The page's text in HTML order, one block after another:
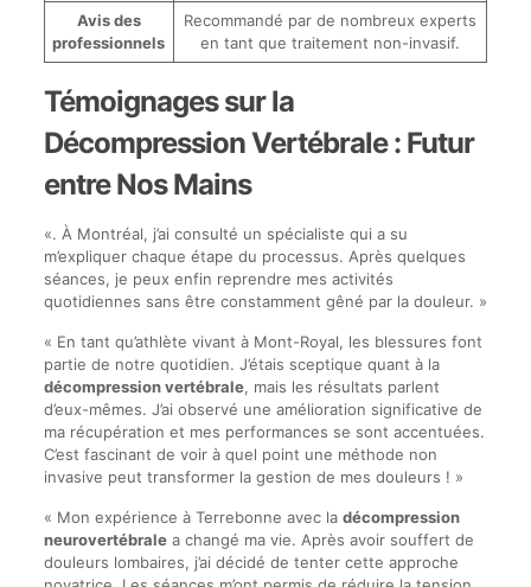
Avis des
professionnels
Recommandé par de nombreux experts
en tant que traitement non-invasif.
Témoignages sur la
Décompression Vertébrale : Futur
entre Nos Mains
«. À Montréal, j’ai consulté un spécialiste qui a su
m’expliquer chaque étape du processus. Après quelques
séances, je peux enfin reprendre mes activités
quotidiennes sans être constamment gêné par la douleur. »
« En tant qu’athlète vivant à Mont-Royal, les blessures font
partie de notre quotidien. J’étais sceptique quant à la
décompression vertébrale, mais les résultats parlent
d’eux-mêmes. J’ai observé une amélioration significative de
ma récupération et mes performances se sont accentuées.
C’est fascinant de voir à quel point une méthode non
invasive peut transformer la gestion de mes douleurs ! »
« Mon expérience à Terrebonne avec la décompression
neurovertébralea changé ma vie. Après avoir souffert de
douleurs lombaires, j’ai décidé de tenter cette approche